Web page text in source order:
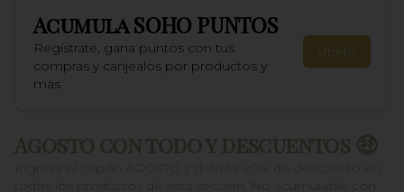
AcumulaSOHO PUNTOS
Regístrate, gana puntos con tus
compras y canjealos por productos y
más
Únete